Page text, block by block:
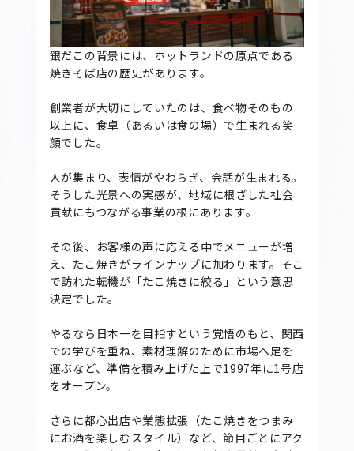
銀だこの背景には、ホットランドの原点である
焼きそば店の歴史があります。
創業者が大切にしていたのは、食べ物そのもの
以上に、食卓（あるいは食の場）で生まれる笑
顔でした。
人が集まり、表情がやわらぎ、会話が生まれる。
そうした光景への実感が、地域に根ざした社会
貢献にもつながる事業の根にあります。
その後、お客様の声に応える中でメニューが増
え、たこ焼きがラインナップに加わります。そこ
で訪れた転機が「たこ焼きに絞る」という意思
決定でした。
やるなら日本一を目指すという覚悟のもと、関西
での学びを重ね、素材理解のために市場へ足を
運ぶなど、準備を積み上げた上で1997年に1号店
をオープン。
さらに都心出店や業態拡張（たこ焼きをつまみ
にお酒を楽しむスタイル）など、節目ごとにアク